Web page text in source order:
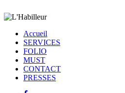
Accueil
SERVICES
FOLIO
MUST
CONTACT
PRESSES